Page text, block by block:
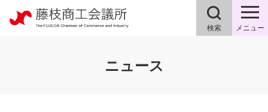
検索 メニュー
ニュース